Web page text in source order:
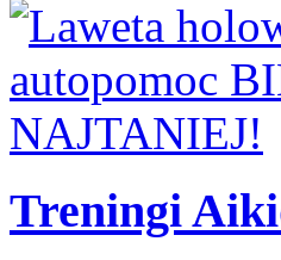
Treningi